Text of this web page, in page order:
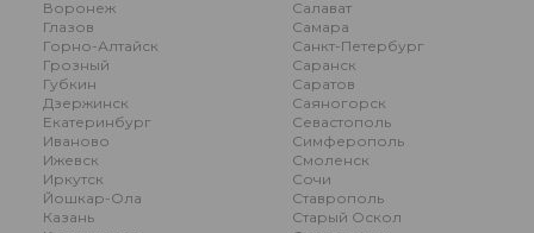
Воронеж
Глазов
Горно-Алтайск
Грозный
Губкин
Дзержинск
Екатеринбург
Иваново
Ижевск
Иркутск
Йошкар-Ола
Казань
Салават
Самара
Санкт-Петербург
Саранск
Саратов
Саяногорск
Севастополь
Симферополь
Смоленск
Сочи
Ставрополь
Старый Оскол